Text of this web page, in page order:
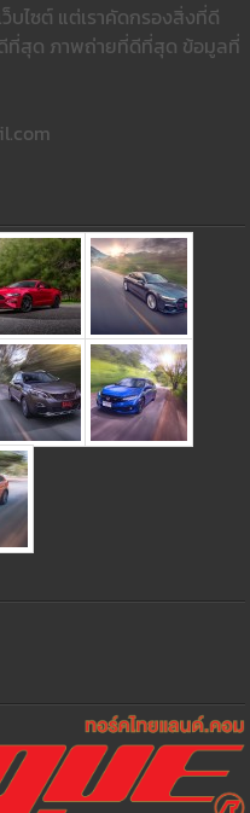
บไซต์ แต่เราคัดกรองสิ่งที่ดี
ดีที่สุด ภาพถ่ายที่ดีที่สุด ข้อมูลที่